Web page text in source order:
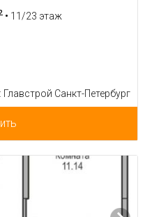
• 11/23 этаж
Главстрой Санкт-Петербург